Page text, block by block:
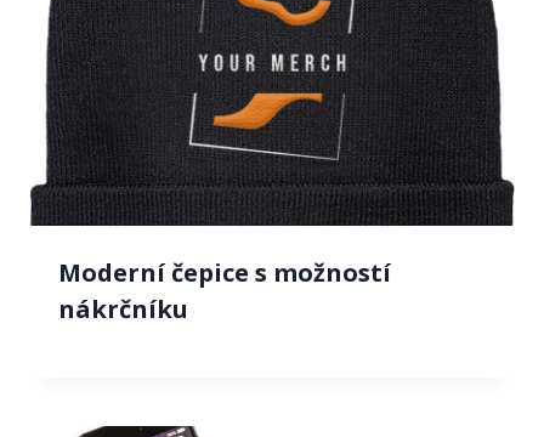
Moderní čepice s možností
nákrčníku